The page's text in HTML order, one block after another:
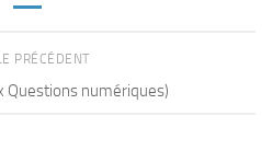
PRÉCÉDENT
Questions numériques)